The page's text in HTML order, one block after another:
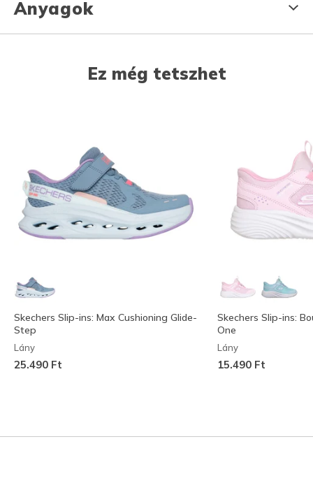
Anyagok
Ez még tetszhet
Skechers Slip-ins: Max Cushioning Glide-
Step
Lány
25.490 Ft
Skechers Slip-ins:
One
Lány
15.490 Ft